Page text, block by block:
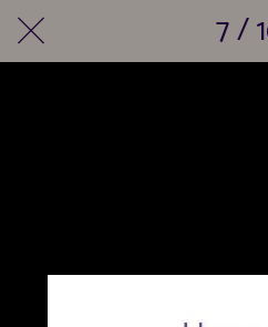
7 /